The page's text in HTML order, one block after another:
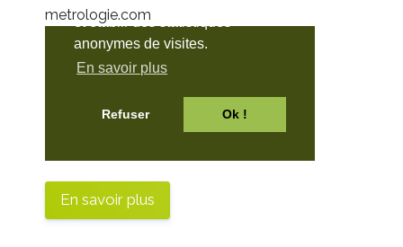
metrologie.com
En savoir plus